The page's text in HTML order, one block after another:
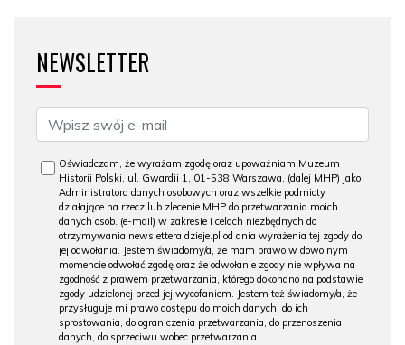
NEWSLETTER
Oświadczam, że wyrażam zgodę oraz upoważniam Muzeum
Historii Polski, ul. Gwardii 1, 01-538 Warszawa, (dalej MHP) jako
Administratora danych osobowych oraz wszelkie podmioty
działające na rzecz lub zlecenie MHP do przetwarzania moich
danych osob. (e-mail) w zakresie i celach niezbędnych do
otrzymywania newslettera dzieje.pl od dnia wyrażenia tej zgody do
jej odwołania. Jestem świadomy/a, że mam prawo w dowolnym
momencie odwołać zgodę oraz że odwołanie zgody nie wpływa na
zgodność z prawem przetwarzania, którego dokonano na podstawie
zgody udzielonej przed jej wycofaniem. Jestem też świadomy/a, że
przysługuje mi prawo dostępu do moich danych, do ich
sprostowania, do ograniczenia przetwarzania, do przenoszenia
danych, do sprzeciwu wobec przetwarzania.